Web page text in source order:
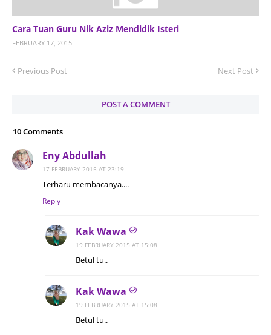
Cara Tuan Guru Nik Aziz Mendidik Isteri
FEBRUARY 17, 2015
Previous Post Next Post
POST A COMMENT
10 Comments
Eny Abdullah
17 FEBRUARY 2015 AT 23:19
Terharu membacanya....
Reply
Kak Wawa
19 FEBRUARY 2015 AT 15:08
Betul tu..
Kak Wawa
19 FEBRUARY 2015 AT 15:08
Betul tu..